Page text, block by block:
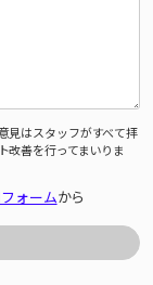
見はスタッフがすべて拝
改善を行ってまいりま
ォームから